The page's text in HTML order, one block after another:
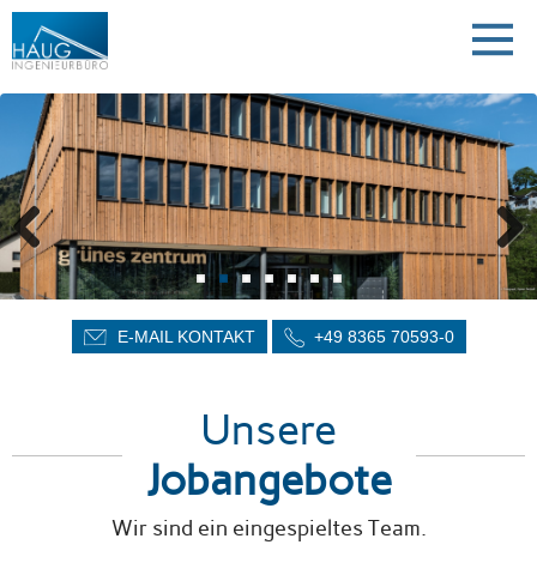
direkt zur Navigation
direkt zum Inhalt
E-MAIL KONTAKT +49 8365 70593-0
Unsere
Jobangebote
Wir sind ein eingespieltes Team.